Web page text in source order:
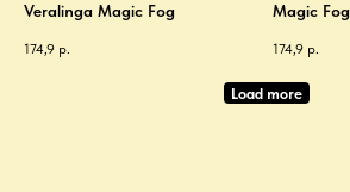
Veralinga Magic Fog
174,9 р.
Magic Fog
174,9 р.
Load more